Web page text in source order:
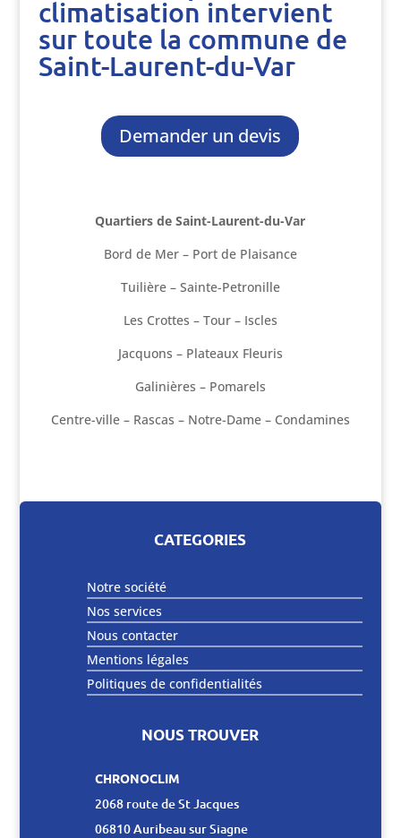
climatisation intervient
sur toute la commune de
Saint-Laurent-du-Var
Demander un devis
Quartiers de Saint-Laurent-du-Var
Bord de Mer – Port de Plaisance
Tuilière – Sainte-Petronille
Les Crottes – Tour – Iscles
Jacquons – Plateaux Fleuris
Galinières – Pomarels
Centre-ville – Rascas – Notre-Dame – Condamines
CATEGORIES
Notre société
Nos services
Nous contacter
Mentions légales
Politiques de confidentialités
NOUS TROUVER
CHRONOCLIM
2068 route de St Jacques
06810 Auribeau sur Siagne